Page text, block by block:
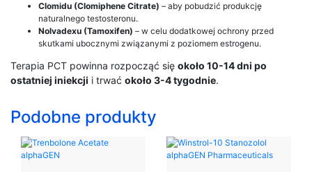
Clomidu (Clomiphene Citrate) – aby pobudzić produkcję
naturalnego testosteronu.
Nolvadexu (Tamoxifen) – w celu dodatkowej ochrony przed
skutkami ubocznymi związanymi z poziomem estrogenu.
Terapia PCT powinna rozpocząć się około 10-14 dni po
ostatniej iniekcji i trwać około 3-4 tygodnie.
Podobne produkty